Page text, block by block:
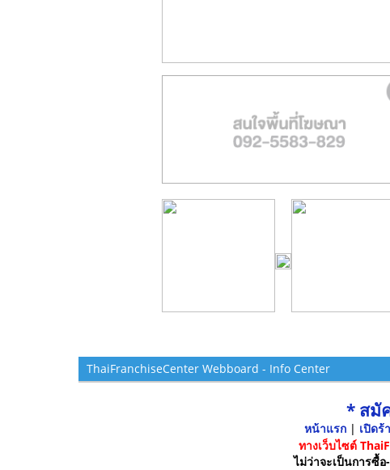
ThaiFranchiseCenter Webboard - Info Center
* สมั
หน้าแรก| เปิดร้
ทางเว็บไซต์
ไม่ว่าจะเป็นการซื้